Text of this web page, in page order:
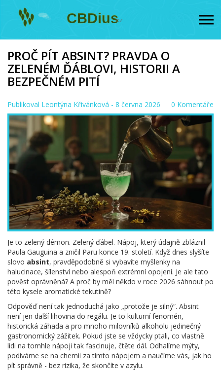
PROČ PÍT ABSINT? PRAVDA O
ZELENÉM ĎÁBLOVI, HISTORII A
BEZPEČNÉM PITÍ
Publikoval Leontýna Křivánková - 8 června 2026 0 Komentáře
Je to zelený démon. Zelený ďábel. Nápoj, který údajně zbláznil
Paula Gauguina a zničil Paru konce 19. století. Když dnes slyšíte
slovo absint, pravděpodobně si vybavíte myšlenky na
halucinace, šílenství nebo alespoň extrémní opojení. Je ale tato
pověst oprávněná? A proč by měl někdo v roce 2026 sáhnout po
této kysele aromatické tekutině?
Odpověď není tak jednoduchá jako „protože je silný“. Absint
není jen další lihovina do regálu. Je to kulturní fenomén,
historická záhada a pro mnoho milovníků alkoholu jedinečný
gastronomický zážitek. Pokud jste se vždycky ptali, co vlastně
lidi na tomhle nápoji tak fascinuje, čtěte dál. Odhalíme mýty,
podíváme se na chemii za tímto nápojem a naučíme vás, jak ho
pít správně - bez rizika, že skončíte v azylu.